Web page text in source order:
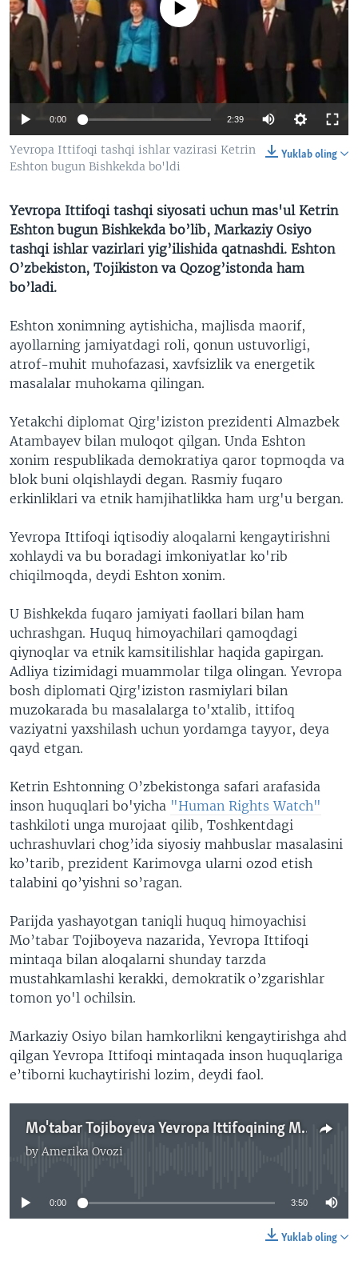
VIDEO
XABARLAR SURATLARDA
ODNOKLASSNIKI
TELEGRAM
TWITTER
SOUNDCLOUD
VOA
No media source currently available
0:00 2:39
Yuklab oling
Yevropa Ittifoqi tashqi ishlar vazirasi Ketrin
Eshton bugun Bishkekda bo'ldi
Yevropa Ittifoqi tashqi siyosati uchun mas'ul Ketrin
Eshton bugun Bishkekda bo’lib, Markaziy Osiyo
tashqi ishlar vazirlari yig’ilishida qatnashdi. Eshton
O’zbekiston, Tojikiston va Qozog’istonda ham
bo’ladi.
Eshton xonimning aytishicha, majlisda maorif,
ayollarning jamiyatdagi roli, qonun ustuvorligi,
atrof-muhit muhofazasi, xavfsizlik va energetik
masalalar muhokama qilingan.
Yetakchi diplomat Qirg'iziston prezidenti Almazbek
Atambayev bilan muloqot qilgan. Unda Eshton
xonim respublikada demokratiya qaror topmoqda va
blok buni olqishlaydi degan. Rasmiy fuqaro
erkinliklari va etnik hamjihatlikka ham urg'u bergan.
Yevropa Ittifoqi iqtisodiy aloqalarni kengaytirishni
xohlaydi va bu boradagi imkoniyatlar ko'rib
chiqilmoqda, deydi Eshton xonim.
U Bishkekda fuqaro jamiyati faollari bilan ham
uchrashgan. Huquq himoyachilari qamoqdagi
qiynoqlar va etnik kamsitilishlar haqida gapirgan.
Adliya tizimidagi muammolar tilga olingan. Yevropa
bosh diplomati Qirg'iziston rasmiylari bilan
muzokarada bu masalalarga to'xtalib, ittifoq
vaziyatni yaxshilash uchun yordamga tayyor, deya
qayd etgan.
Ketrin Eshtonning O’zbekistonga safari arafasida
inson huquqlari bo'yicha "Human Rights Watch"
tashkiloti unga murojaat qilib, Toshkentdagi
uchrashuvlari chog’ida siyosiy mahbuslar masalasini
ko’tarib, prezident Karimovga ularni ozod etish
talabini qo’yishni so’ragan.
Parijda yashayotgan taniqli huquq himoyachisi
Mo’tabar Tojiboyeva nazarida, Yevropa Ittifoqi
mintaqa bilan aloqalarni shunday tarzda
mustahkamlashi kerakki, demokratik o’zgarishlar
tomon yo'l ochilsin.
Markaziy Osiyo bilan hamkorlikni kengaytirishga ahd
qilgan Yevropa Ittifoqi mintaqada inson huquqlariga
e’tiborni kuchaytirishi lozim, deydi faol.
Mo'tabar Tojiboyeva Yevropa Ittifoqining MarkazIy Osiyo siyosati haqida
by Amerika Ovozi
No media source currently available
0:00 3:50
Yuklab oling